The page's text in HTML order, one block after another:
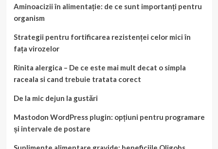
Aminoacizii în alimentație: de ce sunt importanți pentru
organism
Strategii pentru fortificarea rezistenței celor mici în
fața virozelor
Rinita alergica – De ce este mai mult decat o simpla
raceala si cand trebuie tratata corect
De la mic dejun la gustări
Mastodon WordPress plugin: opțiuni pentru programare
și intervale de postare